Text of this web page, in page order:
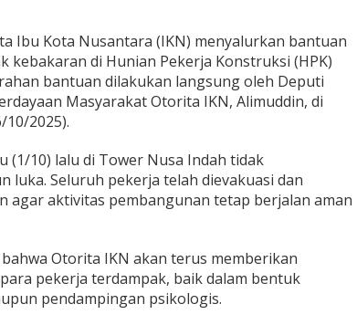
Ibu Kota Nusantara (IKN) menyalurkan bantuan
kebakaran di Hunian Pekerja Konstruksi (HPK)
bantuan dilakukan langsung oleh Deputi
Masyarakat Otorita IKN, Alimuddin, di
10/2025).
(1/10) lalu di Tower Nusa Indah tidak
luka. Seluruh pekerja telah dievakuasi dan
agar aktivitas pembangunan tetap berjalan aman
Otorita IKN akan terus memberikan
pekerja terdampak, baik dalam bentuk
pendampingan psikologis.